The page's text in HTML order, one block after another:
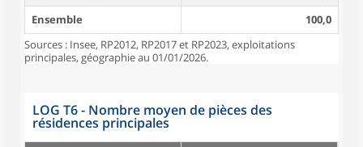
Ensemble
100,0
Sources : Insee, RP2012, RP2017 et RP2023, exploitations
principales, géographie au 01/01/2026.
LOG T6 - Nombre moyen de pièces des
résidences principales